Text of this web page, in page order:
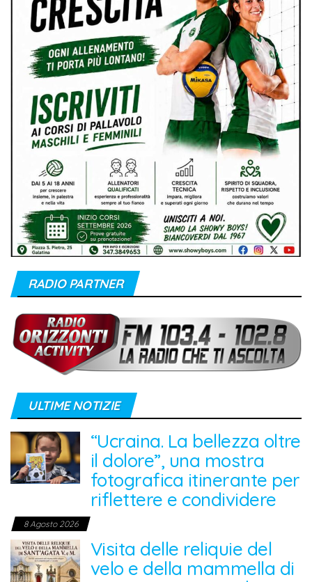
RADIO PARTNER
ULTIME NOTIZIE
“Ucraina. La bellezza oltre
il dolore”, una mostra
fotografica itinerante per
riflettere e condividere
8 Agosto 2026
Visita delle reliquie del
velo e della mammella di